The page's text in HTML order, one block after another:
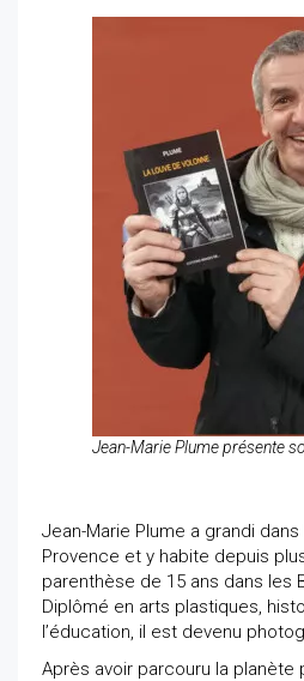
Jean-Marie Plume présente
Jean-Marie Plume a grandi
Provence et y habite depuis
parenthèse de 15 ans dans les
Diplômé en arts plastiques,
l’éducation, il est devenu
Après avoir parcouru la planète